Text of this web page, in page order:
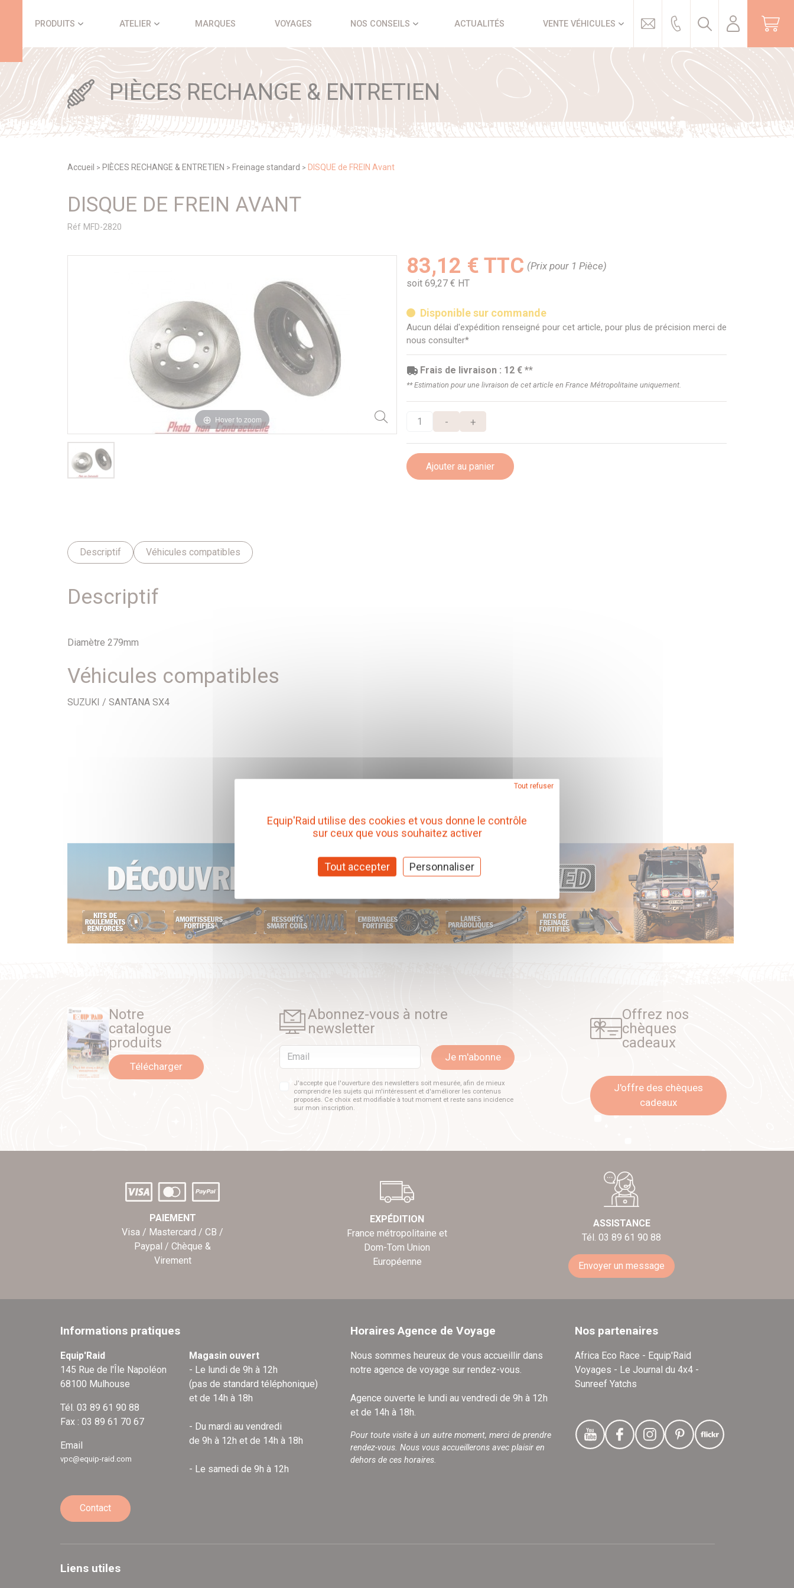
PRODUITS ATELIER MARQUES VOYAGES NOS CONSEILS ACTUALITÉS VENTE VÉHICULES
PIÈCES RECHANGE & ENTRETIEN
Accueil > PIÈCES RECHANGE & ENTRETIEN > Freinage standard > DISQUE de FREIN Avant
DISQUE DE FREIN AVANT
Réf MFD-2820
Hover to zoom
83,12 € TTC (Prix pour 1 Pièce)
soit 69,27 € HT
Disponible sur commande
Aucun délai d'expédition renseigné pour cet article, pour plus de précision merci de
nous consulter*
Frais de livraison : 12 € **
** Estimation pour une livraison de cet article en France Métropolitaine uniquement.
- +
Ajouter au panier
Descriptif Véhicules compatibles
Descriptif
Diamètre 279mm
Véhicules compatibles
SUZUKI / SANTANA SX4
Notre
catalogue
produits
Télécharger
Abonnez-vous à notre
newsletter
Email Je m'abonne
J'accepte que l'ouverture des newsletters soit mesurée, afin de mieux
comprendre les sujets qui m'intéressent et d'améliorer les contenus
proposés. Ce choix est modifiable à tout moment et reste sans incidence
sur mon inscription.
Offrez nos
chèques
cadeaux
J'offre des chèques
cadeaux
PAIEMENT
Visa / Mastercard / CB /
Paypal / Chèque &
Virement
EXPÉDITION
France métropolitaine et
Dom-Tom Union
Européenne
ASSISTANCE
Tél. 03 89 61 90 88
Envoyer un message
Informations pratiques
Equip'Raid
145 Rue de l'Île Napoléon
68100 Mulhouse
Tél. 03 89 61 90 88
Fax : 03 89 61 70 67
Email
vpc@equip-raid.com
Magasin ouvert
- Le lundi de 9h à 12h
(pas de standard téléphonique)
et de 14h à 18h
- Du mardi au vendredi
de 9h à 12h et de 14h à 18h
- Le samedi de 9h à 12h
Contact
Horaires Agence de Voyage
Nous sommes heureux de vous accueillir dans
notre agence de voyage sur rendez-vous.
Agence ouverte le lundi au vendredi de 9h à 12h
et de 14h à 18h.
Pour toute visite à un autre moment, merci de prendre
rendez-vous. Nous vous accueillerons avec plaisir en
dehors de ces horaires.
Nos partenaires
Africa Eco Race - Equip'Raid
Voyages - Le Journal du 4x4 -
Sunreef Yatchs
Liens utiles
Equip'Raid utilise des cookies et vous donne le contrôle
sur ceux que vous souhaitez activer
Tout accepter
Tout refuser
Personnaliser